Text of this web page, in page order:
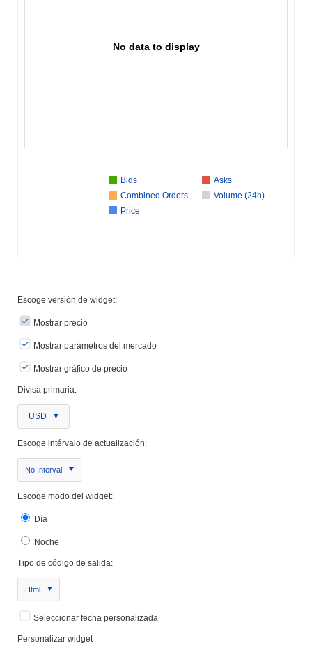
No data to display
Bids
Asks
Combined Orders
Volume (24h)
Price
Escoge versión de widget:
Mostrar precio
Mostrar parámetros del mercado
Mostrar gráfico de precio
Divisa primaria:
USD
Escoge intérvalo de actualización:
No Interval
Escoge modo del widget:
Día
Noche
Tipo de código de salida:
Html
Seleccionar fecha personalizada
Personalizar widget